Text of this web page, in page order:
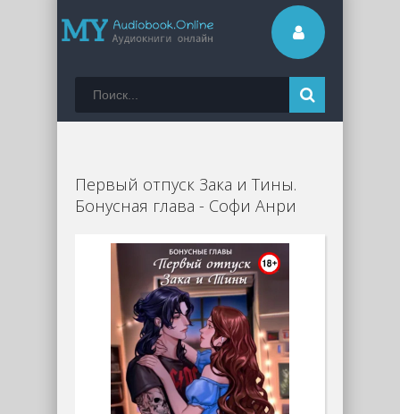
Первый отпуск Зака и Тины.
Бонусная глава - Софи Анри